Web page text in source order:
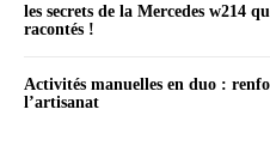
les secrets de la Mercedes w214
racontés !
Activités manuelles en duo :
l’artisanat